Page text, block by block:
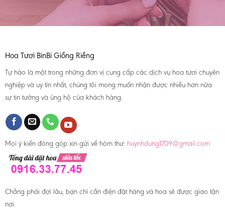
Hoa Tươi BinBi Giồng Riềng
Tự hào là một trong những đơn vị cung cấp các dịch vụ hoa tươi chuyên
nghiệp và uy tín nhất, chúng tôi mong muốn nhận được nhiều hơn nữa
sự tin tưởng và ủng hộ của khách hàng.
Mọi ý kiến đóng góp xin gửi về hòm thư: huynhdung1709@gmail.com
Chẳng phải đợi lâu, bạn chỉ cần điện đặt hàng và hoa sẽ được giao tận
nơi.